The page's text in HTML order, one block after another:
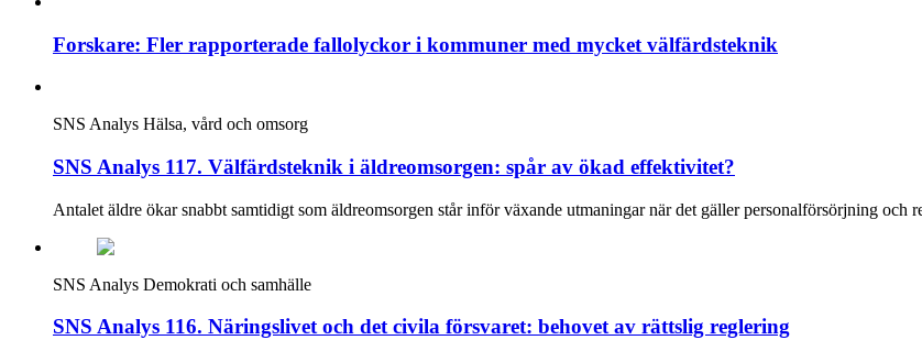
Forskare: Fler rapporterade fallolyckor i kommuner med mycket välfärdsteknik
SNS Analys Hälsa, vård och omsorg
SNS Analys 117. Välfärdsteknik i äldreomsorgen: spår av ökad effektivitet?
Antalet äldre ökar snabbt samtidigt som äldreomsorgen står inför växande utmaningar när det gäller personalförsörjning och
SNS Analys Demokrati och samhälle
SNS Analys 116. Näringslivet och det civila försvaret: behovet av rättslig reglering